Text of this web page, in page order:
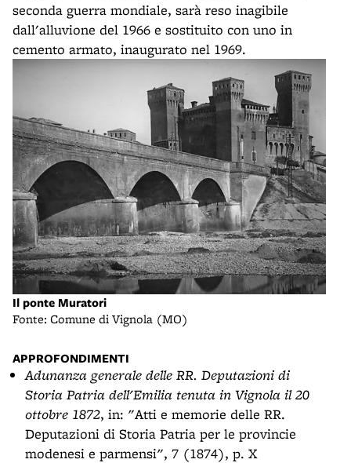
seconda guerra mondiale, sarà reso inagibile
dall'alluvione del 1966 e sostituito con uno in
cemento armato, inaugurato nel 1969.
Il ponte Muratori
Fonte: Comune di Vignola (MO)
APPROFONDIMENTI
Adunanza generale delle RR. Deputazioni di
Storia Patria dell'Emilia tenuta in Vignola il 20
ottobre 1872, in: "Atti e memorie delle RR.
Deputazioni di Storia Patria per le provincie
modenesi e parmensi", 7 (1874), p. X